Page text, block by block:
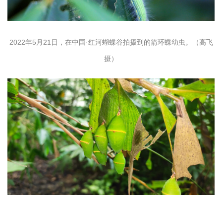
2022年5月21日，在中国·红河蝴蝶谷拍摄到的箭环蝶幼虫。（高飞
摄）